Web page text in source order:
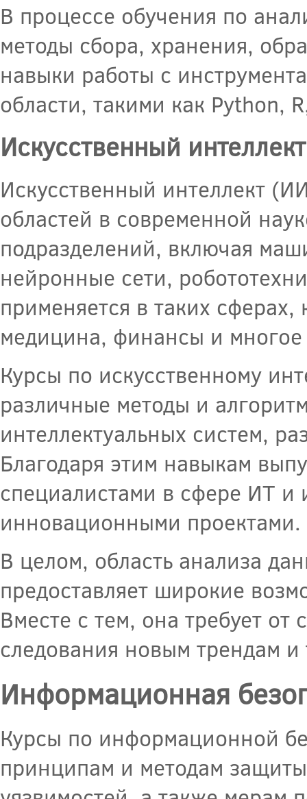
В процессе обучения по
методы сбора, хранения,
навыки работы с
области, такими как Python,
Искусственный интеллект
Искусственный интеллект
областей в современной
подразделений, включая
нейронные сети,
применяется в таких
медицина, финансы и многое
Курсы по искусственному
различные методы и
интеллектуальных систем,
Благодаря этим навыкам
специалистами в сфере ИТ и
инновационными проектами.
В целом, область анализа
предоставляет широкие
Вместе с тем, она требует
следования новым трендам
Информационная
Курсы по информационной
принципам и методам